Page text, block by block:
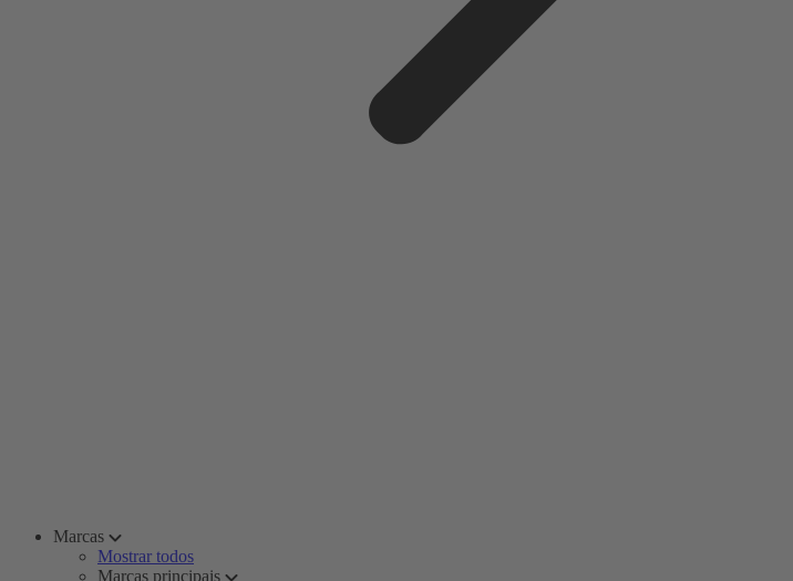
Marcas
Mostrar todos
Marcas principais